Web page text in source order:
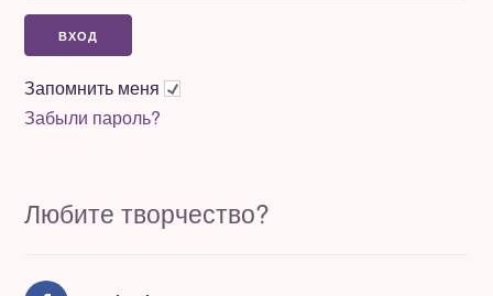
Запомнить меня
Забыли пароль?
Любите творчество?